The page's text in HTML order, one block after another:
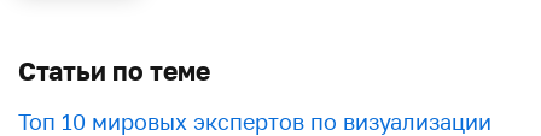
Статьи по теме
Топ 10 мировых экспертов по визуализации